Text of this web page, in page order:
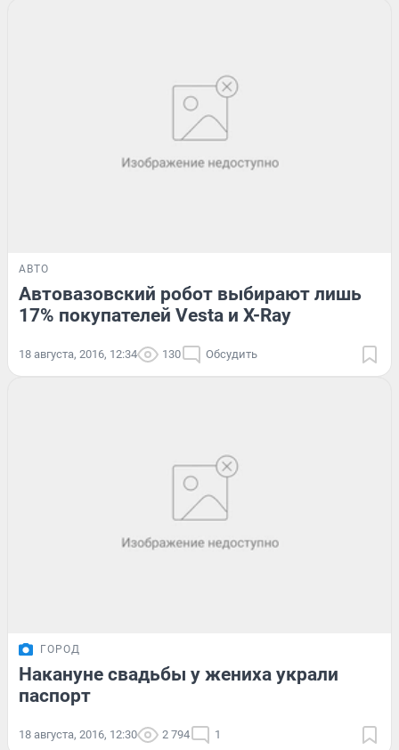
АВТО
Автовазовский робот выбирают лишь
17% покупателей Vesta и X-Ray
18 августа, 2016, 12:34 130 Обсудить
ГОРОД
Накануне свадьбы у жениха украли
паспорт
18 августа, 2016, 12:30 2 794 1